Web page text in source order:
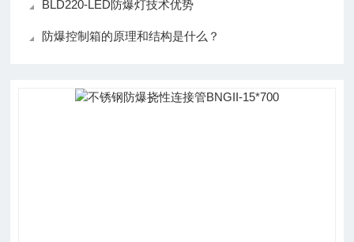
BLD220-LED防爆灯技术优势
防爆控制箱的原理和结构是什么？